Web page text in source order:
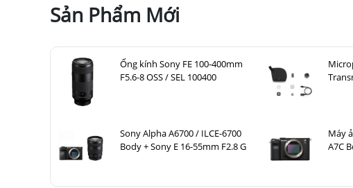
Sản Phẩm Mới
Ống kính Sony FE 100-400mm
F5.6-8 OSS / SEL 100400
Sony Alpha A6700 / ILCE-6700
Body + Sony E 16-55mm F2.8 G
Máy
A7C